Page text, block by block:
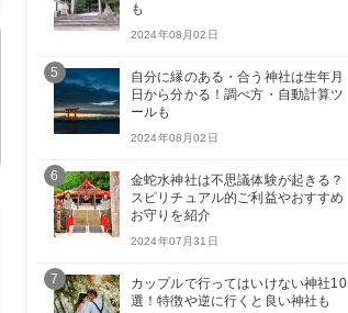
も
2024年08月02日
5
自分に縁のある・合う神社は生年月
日から分かる！調べ方・自動計算ツ
ールも
2024年08月02日
6
金蛇水神社は不思議体験が起きる？
スピリチュアル的ご利益やおすすめ
お守りを紹介
2024年07月31日
7
カップルで行ってはいけない神社10
選！特徴や逆に行くと良い神社も